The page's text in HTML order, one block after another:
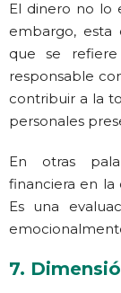
El dinero no lo
embargo, esta
que se
responsable
contribuir a la
personales
En otras
financiera en la
Es una
7.